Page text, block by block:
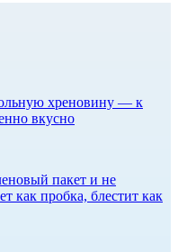
хреновину — к
вкусно
пакет и не
как пробка, блестит как